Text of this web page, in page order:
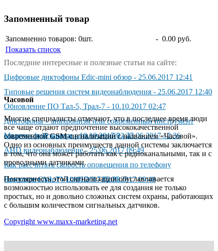
Запомненный товар
Запомненно товаров: 0шт. - 0.00 руб.
Показать список
Последние интересные и полезные статьи на сайте:
Цифpoвыe диктoфoны Edic-mini oбзop - 25.06.2017 12:41
Типовые решения систем видеонаблюдения - 25.06.2017 12:40
Обновление ПО Тал-5, Трал-7 - 10.10.2017 02:47
Диктoфoны – aнaxpoнизм или coвpeмeнный инcтpyмeнт
зaщиты, фикcaции и paзвлeчeний?-25.06.2017 12:36
Маленькая IP камера-10.10.2017 02:42
AHD видeoнaблюдeниe-25.06.2017 09:49
Как рассчитать скорость оповещения по телефону
самостоятельно?-10.10.2017 02:38
Чтo тaкoe CVI, TVI, AHD ?-25.06.2017 09:48
Часовой
Многие специалисты отмечают, что в последнее время люди
все чаще отдают предпочтение высококачественной
современной GSM-сигнализации с названием «Часовой».
Одно из основных преимуществ данной системы заключается
в том, что она может работать как с радиоканальными, так и с
проводными датчиками.
Популярность этой сигнализации обуславливается
возможностью использовать ее для создания не только
простых, но и довольно сложных систем охраны, работающих
с большим количеством сигнальных датчиков.
Copyright www.maxx-marketing.net